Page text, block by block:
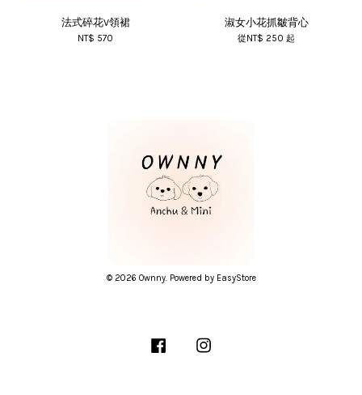
法式碎花V領裙
NT$ 570
淑女小花抓皺背心
從 NT$ 250起
© 2026 Ownny. Powered by EasyStore
Facebook